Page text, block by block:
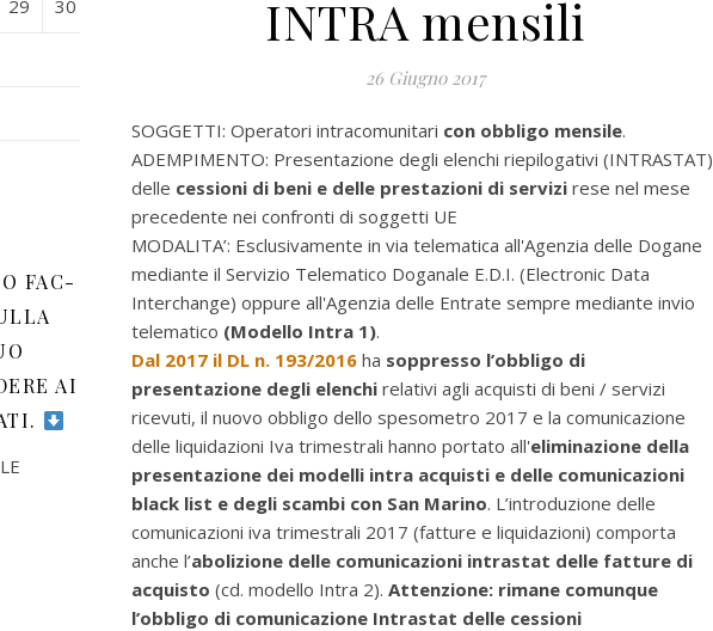
29 30
FAC-
AI
INTRA mensili
26 Giugno 2017
SOGGETTI: Operatori intracomunitari con obbligo mensile.
ADEMPIMENTO: Presentazione degli elenchi riepilogativi (INTRASTAT)
delle cessioni di beni e delle prestazioni di servizi rese nel mese
precedente nei confronti di soggetti UE
MODALITA’: Esclusivamente in via telematica all'Agenzia delle Dogane
mediante il Servizio Telematico Doganale E.D.I. (Electronic Data
Interchange) oppure all'Agenzia delle Entrate sempre mediante invio
telematico (Modello Intra 1).
Dal 2017 il DL n. 193/2016 ha soppresso l’obbligo di
presentazione degli elenchi relativi agli acquisti di beni / servizi
ricevuti, il nuovo obbligo dello spesometro 2017 e la comunicazione
delle liquidazioni Iva trimestrali hanno portato all'eliminazione della
presentazione dei modelli intra acquisti e delle comunicazioni
black list e degli scambi con San Marino. L’introduzione delle
comunicazioni iva trimestrali 2017 (fatture e liquidazioni) comporta
anche l’abolizione delle comunicazioni intrastat delle fatture di
acquisto (cd. modello Intra 2). Attenzione: rimane comunque
l’obbligo di comunicazione Intrastat delle cessioni